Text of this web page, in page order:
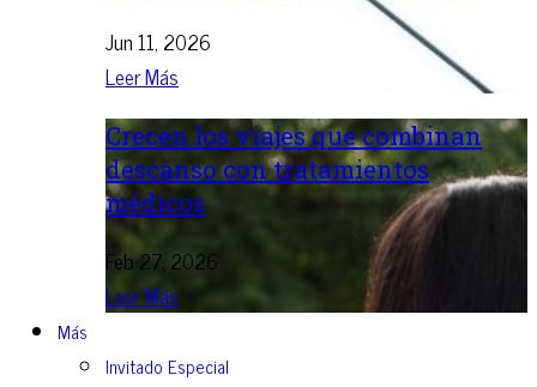
Jun 11, 2026
Leer Más
Crecen los viajes que combinan
descanso con tratamientos
médicos
Feb 27, 2026
Leer Más
Más
Invitado Especial